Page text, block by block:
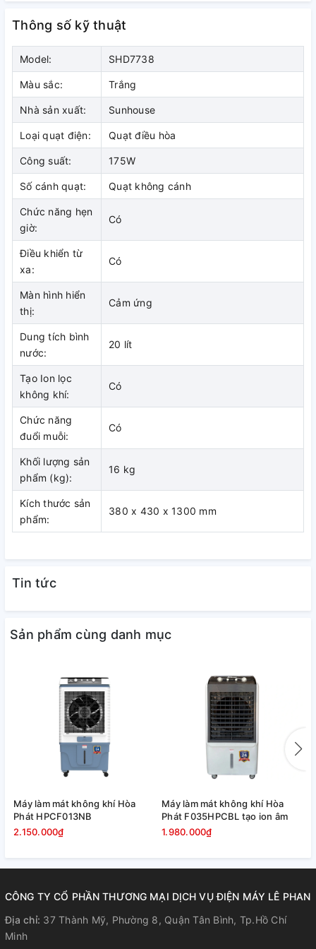
sử dụng cho nhiều vị trí.
Cánh quạt đảo chiều tự động trái - phải, bằng tay lên -
xuống giúp tăng diện tích làm mát.
Chế độ đảo gió 4 chiều tăng diện
tích làm mát
Đảo gió tự động trái – phải và điều chỉnh bằng tay lên –
xuống cho góc làm mát rộng hơn, xa hơn.
Quạt có chức năng lọc không khí
bằng ion âm, cho bầu không khí
sạch thoáng, trong lành, thư giãn
Quạt điều hòa với dung tích bình
dụng dài
Có thang đo hiển thị mực nước trong bình, thiết kế dễ dàng
Thông số kỹ thuật
Model: SHD7738
Màu sắc: Trắng
Nhà sản xuất: Sunhouse
Loại quạt điện: Quạt điều hòa
Công suất: 175W
Số cánh quạt: Quạt không cánh
Chức năng hẹn
giờ:
Có
Điều khiển từ
xa:
Có
Màn hình hiển
thị:
Cảm ứng
Dung tích bình
nước:
20 lít
Tạo Ion lọc
không khí:
Có
Chức năng
đuổi muỗi:
Có
Khối lượng sản
phẩm (kg):
16 kg
Kích thước sản
phẩm:
380 x 430 x 1300 mm
Tin tức
Sản phẩm cùng danh mục
Máy làm mát không khí Hòa
Phát HPCF013NB
2.150.000₫
Máy làm mát không khí Hòa
Phát F035HPCBL tạo ion âm
1.980.000₫
CÔNG TY CỔ PHẦN THƯƠNG MẠI DỊCH VỤ ĐIỆN MÁY LÊ PHAN
Địa chỉ: 37 Thành Mỹ, Phường 8, Quận Tân Bình, Tp.Hồ Chí
Minh